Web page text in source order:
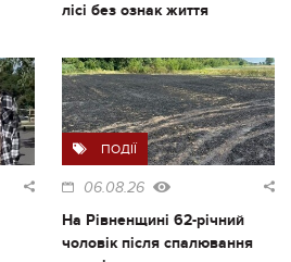
лісі без ознак життя
ПОДІЇ
06.08.26
На Рівненщині 62-річний
чоловік після спалювання